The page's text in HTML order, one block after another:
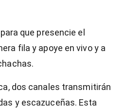
que presencie el
fila y apoye en vivo y a
dos canales transmitirán
y escazuceñas. Esta